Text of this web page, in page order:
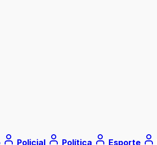
Policial Política Esporte